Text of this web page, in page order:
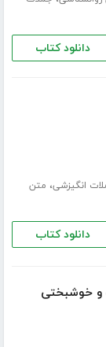
دانلود کتاب
انگیزشی، متن
دانلود کتاب
و خوشبختی